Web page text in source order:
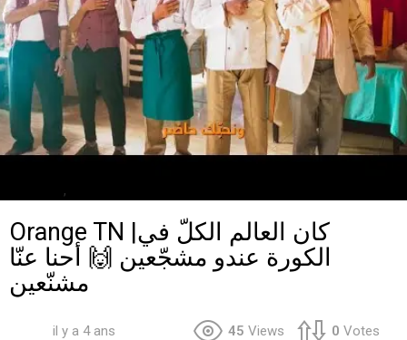
,
Orange TN |كان العالم الكلّ في
الكورة عندو مشجّعين 🙌 أحنا عنّا
مشنّعين
il y a 4 ans 45 Views 0 Votes